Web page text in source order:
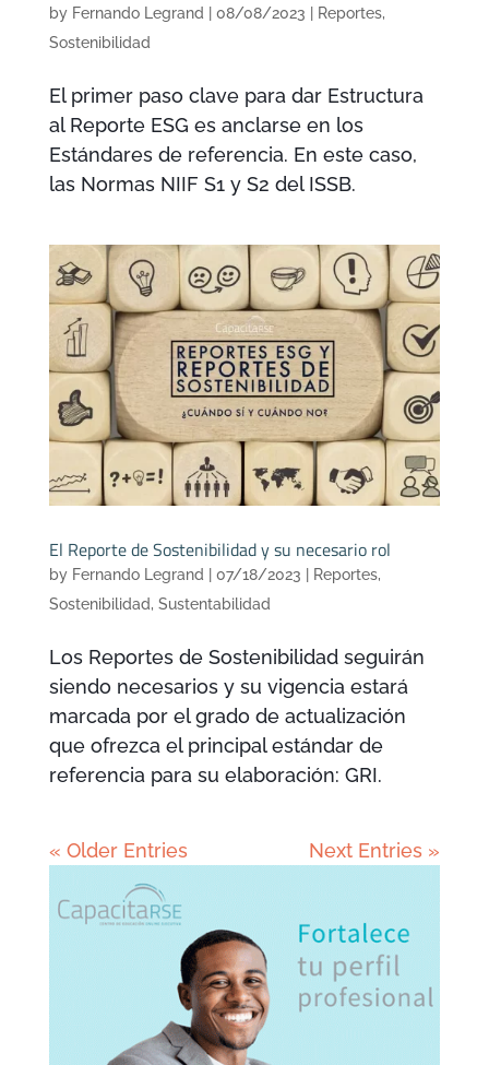
by Fernando Legrand 08/08/2023 Reportes,
Sostenibilidad
El primer paso clave para dar Estructura
al Reporte ESG es anclarse en los
Estándares de referencia. En este caso,
las Normas NIIF S1 y S2 del ISSB.
El Reporte de Sostenibilidad y su necesario rol
by Fernando Legrand | 07/18/2023 | Reportes,
Sostenibilidad, Sustentabilidad
Los Reportes de Sostenibilidad seguirán
siendo necesarios y su vigencia estará
marcada por el grado de actualización
que ofrezca el principal estándar de
referencia para su elaboración: GRI.
« Older Entries Next Entries »